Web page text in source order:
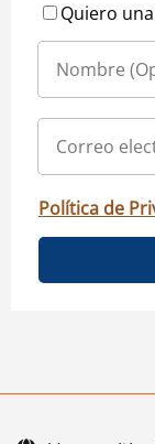
Quiero
Política de